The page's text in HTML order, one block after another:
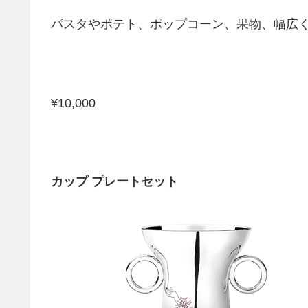
パスタやポテト、ポップコーン、果物、幅広
¥10,000
カップ プレートセット